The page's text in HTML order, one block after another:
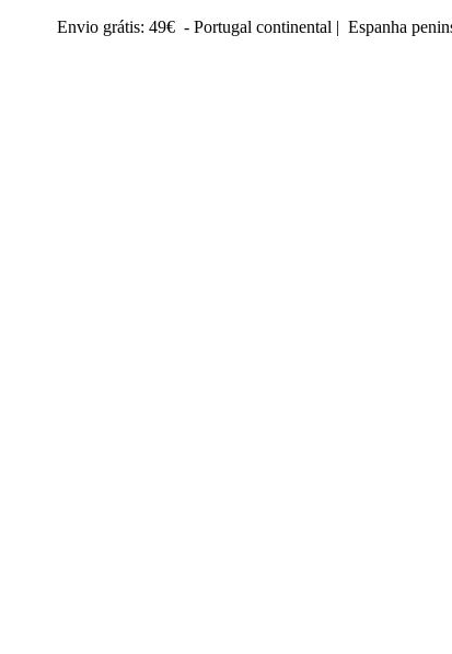
Envio grátis: 49€ - Portugal continental | Espanha